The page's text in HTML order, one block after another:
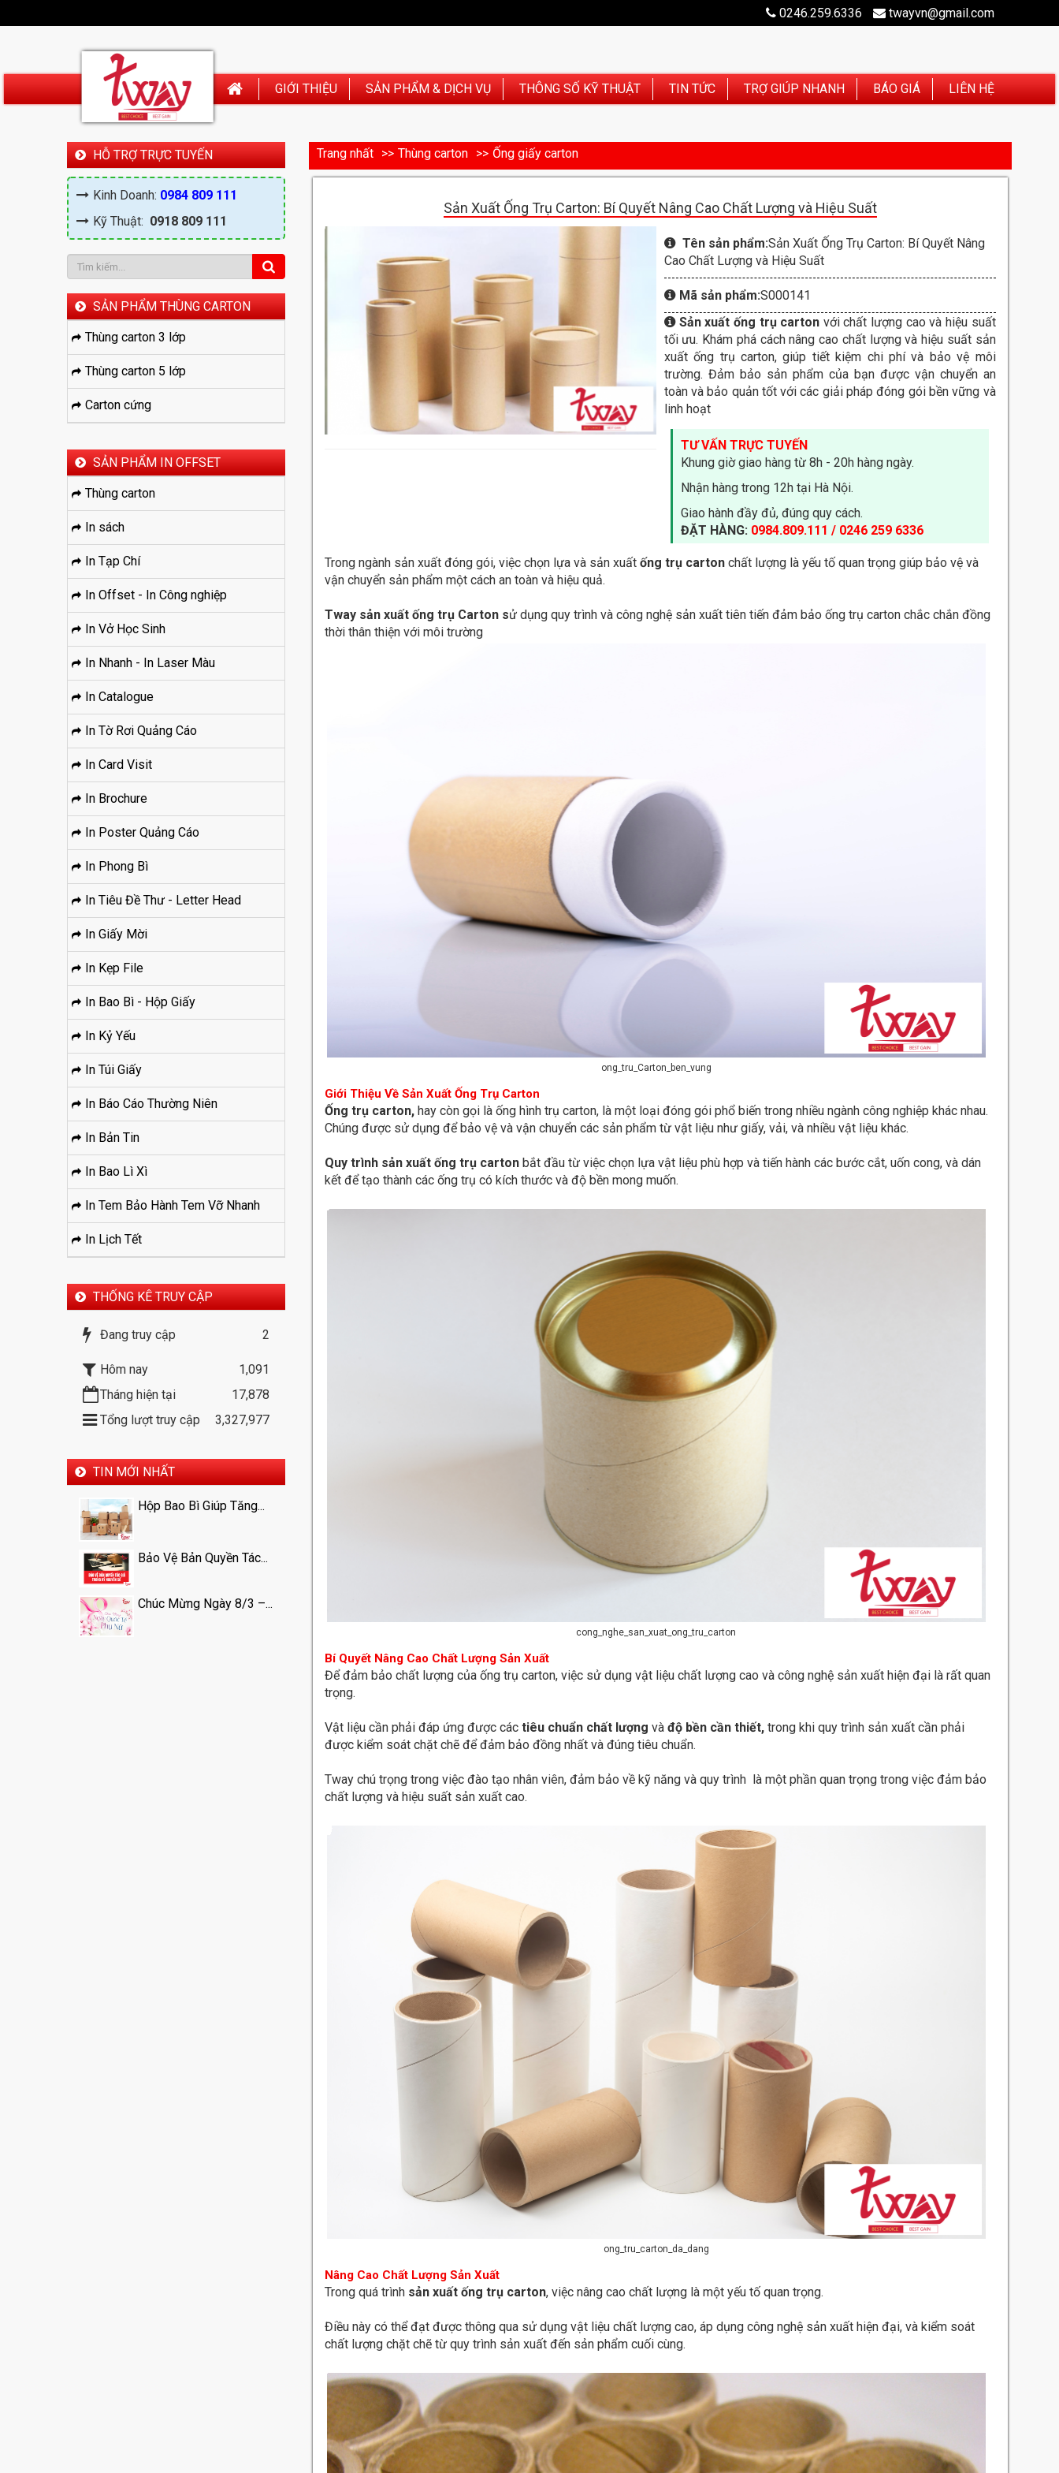
0246.259.6336 twayvn@gmail.com
GIỚI THIỆU SẢN PHẨM & DỊCH VỤ THÔNG SỐ KỸ THUẬT TIN TỨC TRỢ GIÚP NHANH BÁO GIÁ LIÊN HỆ
Trang nhất Thùng carton Ống giấy carton
Sản Xuất Ống Trụ Carton: Bí Quyết Nâng Cao Chất Lượng và Hiệu Suất
Tên sản phẩm:Sản Xuất Ống Trụ Carton: Bí Quyết Nâng
Cao Chất Lượng và Hiệu Suất
Mã sản phẩm:S000141
Sản xuất ống trụ carton với chất lượng cao và hiệu suất
tối ưu. Khám phá cách nâng cao chất lượng và hiệu suất sản
xuất ống trụ carton, giúp tiết kiệm chi phí và bảo vệ môi
trường. Đảm bảo sản phẩm của bạn được vận chuyển an
toàn và bảo quản tốt với các giải pháp đóng gói bền vững và
linh hoạt
TƯ VẤN TRỰC TUYẾN
Khung giờ giao hàng từ 8h - 20h hàng ngày.
Nhận hàng trong 12h tại Hà Nội.
Giao hành đầy đủ, đúng quy cách.
ĐẶT HÀNG: 0984.809.111 / 0246 259 6336
Trong ngành sản xuất đóng gói, việc chọn lựa và sản xuấtống trụ cartonchất lượng là yếu tố quan trọng giúp bảo vệ và
vận chuyển sản phẩm một cách an toàn và hiệu quả.
Tway sản xuất ống trụ Carton sử dụng quy trình và công nghệ sản xuất tiên tiến đảm bảo ống trụ carton chắc chắn đồng
thời thân thiện với môi trường
ong_tru_Carton_ben_vung
Giới Thiệu Về Sản Xuất Ống Trụ Carton
Ống trụ carton, hay còn gọi là ống hình trụ carton, là một loại đóng gói phổ biến trong nhiều ngành công nghiệp khác nhau.
Chúng được sử dụng để bảo vệ và vận chuyển các sản phẩm từ vật liệu như giấy, vải, và nhiều vật liệu khác.
Quy trình sản xuất ống trụ cartonbắt đầu từ việc chọn lựa vật liệu phù hợp và tiến hành các bước cắt, uốn cong, và dán
kết để tạo thành các ống trụ có kích thước và độ bền mong muốn.
cong_nghe_san_xuat_ong_tru_carton
Bí Quyết Nâng Cao Chất Lượng Sản Xuất
Để đảm bảo chất lượng của ống trụ carton, việc sử dụng vật liệu chất lượng cao và công nghệ sản xuất hiện đại là rất quan
trọng.
Vật liệu cần phải đáp ứng được các tiêu chuẩn chất lượng và độ bền cần thiết, trong khi quy trình sản xuất cần phải
được kiểm soát chặt chẽ để đảm bảo đồng nhất và đúng tiêu chuẩn.
Tway chú trọng trong việc đào tạo nhân viên, đảm bảo về kỹ năng và quy trình là một phần quan trọng trong việc đảm bảo
chất lượng và hiệu suất sản xuất cao.
ong_tru_carton_da_dang
Nâng Cao Chất Lượng Sản Xuất
Trong quá trìnhsản xuất ống trụ carton, việc nâng cao chất lượng là một yếu tố quan trọng.
Điều này có thể đạt được thông qua sử dụng vật liệu chất lượng cao, áp dụng công nghệ sản xuất hiện đại, và kiểm soát
chất lượng chặt chẽ từ quy trình sản xuất đến sản phẩm cuối cùng.
HỖ TRỢ TRỰC TUYẾN
Kinh Doanh: 0984 809 111
Kỹ Thuật: 0918 809 111
SẢN PHẨM THÙNG CARTON
Thùng carton 3 lớp
Thùng carton 5 lớp
Carton cứng
SẢN PHẨM IN OFFSET
Thùng carton
In sách
In Tạp Chí
In Offset - In Công nghiệp
In Vở Học Sinh
In Nhanh - In Laser Màu
In Catalogue
In Tờ Rơi Quảng Cáo
In Card Visit
In Brochure
In Poster Quảng Cáo
In Phong Bì
In Tiêu Đề Thư - Letter Head
In Giấy Mời
In Kẹp File
In Bao Bì - Hộp Giấy
In Kỷ Yếu
In Túi Giấy
In Báo Cáo Thường Niên
In Bản Tin
In Bao Lì Xì
In Tem Bảo Hành Tem Vỡ Nhanh
In Lịch Tết
THỐNG KÊ TRUY CẬP
Đang truy cập 2
Hôm nay
1,091
Tháng hiện tại
17,878
Tổng lượt truy cập
3,327,977
TIN MỚI NHẤT
Hộp Bao Bì Giúp Tăng...
Bảo Vệ Bản Quyền Tác...
Chúc Mừng Ngày 8/3 –...